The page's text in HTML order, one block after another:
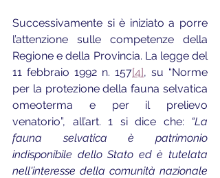
Successivamente si è iniziato a porre
l’attenzione sulle competenze della
Regione e della Provincia. La legge del
11 febbraio 1992 n. 157[4], su “Norme
per la protezione della fauna selvatica
omeoterma e per il prelievo
venatorio”, all’art. 1 si dice che: “La
fauna selvatica è patrimonio
indisponibile dello Stato ed è tutelata
nell'interesse della comunità nazionale